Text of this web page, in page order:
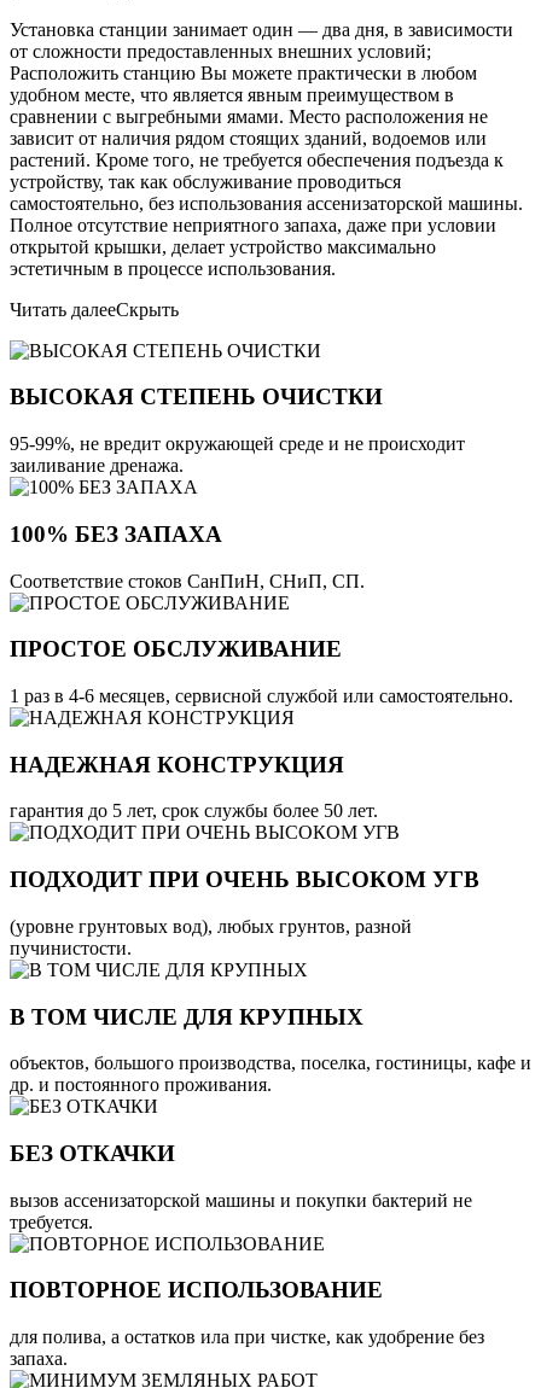
Установка станции занимает один — два дня, в зависимости
от сложности предоставленных внешних условий;
Расположить станцию Вы можете практически в любом
удобном месте, что является явным преимуществом в
сравнении с выгребными ямами. Место расположения не
зависит от наличия рядом стоящих зданий, водоемов или
растений. Кроме того, не требуется обеспечения подъезда к
устройству, так как обслуживание проводиться
самостоятельно, без использования ассенизаторской машины.
Полное отсутствие неприятного запаха, даже при условии
открытой крышки, делает устройство максимально
эстетичным в процессе использования.
Читать далееСкрыть
ВЫСОКАЯ СТЕПЕНЬ ОЧИСТКИ
95-99%, не вредит окружающей среде и не происходит
заиливание дренажа.
100% БЕЗ ЗАПАХА
Соответствие стоков СанПиН, СНиП, СП.
ПРОСТОЕ ОБСЛУЖИВАНИЕ
1 раз в 4-6 месяцев, сервисной службой или самостоятельно.
НАДЕЖНАЯ КОНСТРУКЦИЯ
гарантия до 5 лет, срок службы более 50 лет.
ПОДХОДИТ ПРИ ОЧЕНЬ ВЫСОКОМ УГВ
(уровне грунтовых вод), любых грунтов, разной
пучинистости.
В ТОМ ЧИСЛЕ ДЛЯ КРУПНЫХ
объектов, большого производства, поселка, гостиницы, кафе и
др. и постоянного проживания.
БЕЗ ОТКАЧКИ
вызов ассенизаторской машины и покупки бактерий не
требуется.
ПОВТОРНОЕ ИСПОЛЬЗОВАНИЕ
для полива, а остатков ила при чистке, как удобрение без
запаха.